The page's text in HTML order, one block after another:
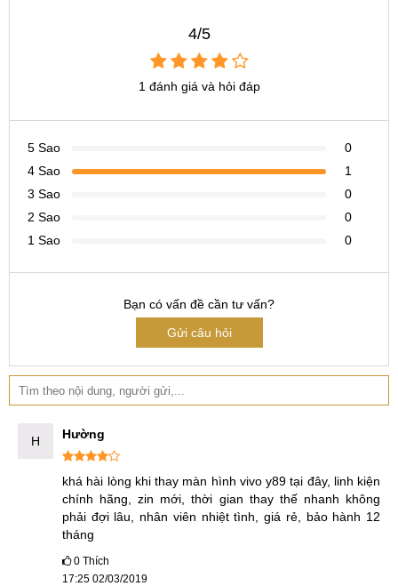
Tìm kiếm khác liên quan:
4/5
1 đánh giá và hỏi đáp
5 Sao
0
4 Sao
1
3 Sao
0
2 Sao
0
1 Sao
0
Bạn có vấn đề cần tư vấn?
Gửi câu hỏi
H Hường
khá hài lòng khi thay màn hình vivo y89 tại đây, linh kiện
chính hãng, zin mới, thời gian thay thế nhanh không
phải đợi lâu, nhân viên nhiệt tình, giá rẻ, bảo hành 12
tháng
0 Thích
17:25 02/03/2019